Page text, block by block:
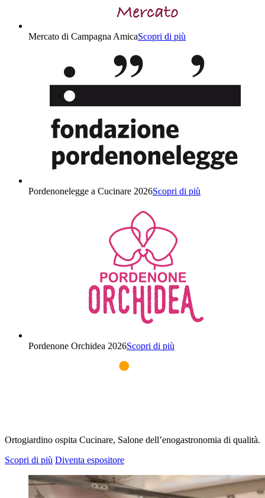
Mercato di Campagna AmicaScopri di più
Pordenonelegge a Cucinare 2026Scopri di più
Pordenone Orchidea 2026Scopri di più
Ortogiardino ospita Cucinare, Salone dell’enogastronomia di qualità.
Scopri di più Diventa espositore